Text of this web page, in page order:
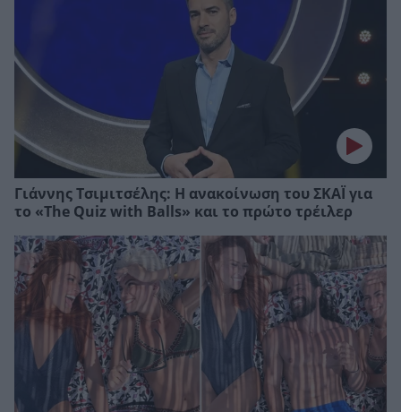
Γιάννης Τσιμιτσέλης: Η ανακοίνωση του ΣΚΑΪ για
το «The Quiz with Balls» και το πρώτο τρέιλερ